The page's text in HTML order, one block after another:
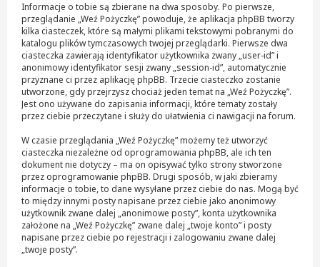
Informacje o tobie są zbierane na dwa sposoby. Po pierwsze,
przeglądanie „Weź Pożyczkę” powoduje, że aplikacja phpBB tworzy
kilka ciasteczek, które są małymi plikami tekstowymi pobranymi do
katalogu plików tymczasowych twojej przeglądarki. Pierwsze dwa
ciasteczka zawierają identyfikator użytkownika zwany „user-id” i
anonimowy identyfikator sesji zwany „session-id”, automatycznie
przyznane ci przez aplikację phpBB. Trzecie ciasteczko zostanie
utworzone, gdy przejrzysz chociaż jeden temat na „Weź Pożyczkę”.
Jest ono używane do zapisania informacji, które tematy zostały
przez ciebie przeczytane i służy do ułatwienia ci nawigacji na forum.
W czasie przeglądania „Weź Pożyczkę” możemy też utworzyć
ciasteczka niezależne od oprogramowania phpBB, ale ich ten
dokument nie dotyczy – ma on opisywać tylko strony stworzone
przez oprogramowanie phpBB. Drugi sposób, w jaki zbieramy
informacje o tobie, to dane wysyłane przez ciebie do nas. Mogą być
to między innymi posty napisane przez ciebie jako anonimowy
użytkownik zwane dalej „anonimowe posty”, konta użytkownika
założone na „Weź Pożyczkę” zwane dalej „twoje konto” i posty
napisane przez ciebie po rejestracji i zalogowaniu zwane dalej
„twoje posty”.